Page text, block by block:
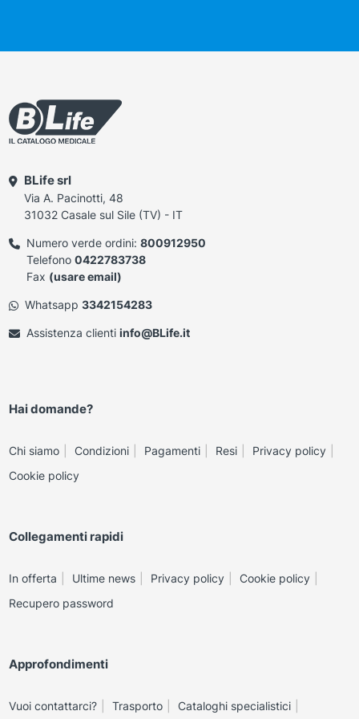
BLife srl
Via A. Pacinotti, 48
31032 Casale sul Sile (TV) - IT
Numero verde ordini: 800912950
Telefono 0422783738
Fax (usare email)
Whatsapp 3342154283
Assistenza clienti info@BLife.it
Hai domande?
Chi siamo Condizioni Pagamenti Resi
Privacy policy
Cookie policy
Collegamenti rapidi
In offerta Ultime news Privacy policy
Cookie policy
Recupero password
Approfondimenti
Vuoi contattarci? Trasporto Cataloghi specialistici